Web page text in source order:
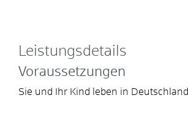
Leistungsdetails
Voraussetzungen
Sie und Ihr Kind leben in Deutschland.